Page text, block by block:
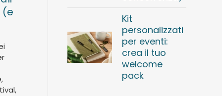
(e
Kit
personalizzati
per eventi:
crea il tuo
welcome
pack